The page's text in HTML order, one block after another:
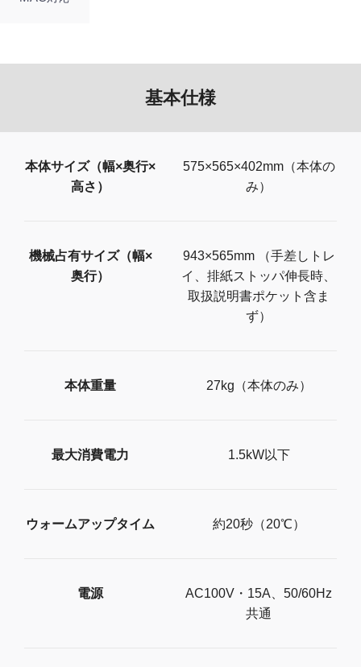
基本仕様
本体サイズ（幅×奥行×
高さ）
575×565×402mm（本体の
み）
機械占有サイズ（幅×
奥行）
943×565mm （手差しトレ
イ、排紙ストッパ伸長時、
取扱説明書ポケット含ま
ず）
本体重量 27kg（本体のみ）
最大消費電力 1.5kW以下
ウォームアップタイム 約20秒（20℃）
電源
AC100V・15A、50/60Hz
共通